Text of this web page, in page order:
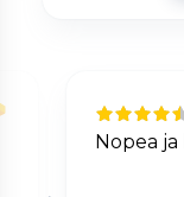
Nopea